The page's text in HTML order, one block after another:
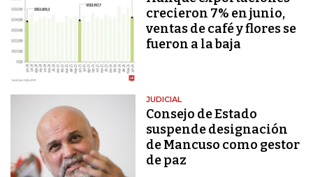
crecieron 7% en junio,
ventas de café y flores se
fueron a la baja
JUDICIAL
Consejo de Estado
suspende designación
de Mancuso como gestor
de paz